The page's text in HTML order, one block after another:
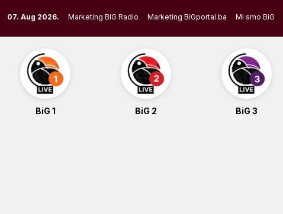
to
content
07. Aug 2026. Marketing BIG Radio Marketing BiGportal.ba Mi smo BiG
BiG 1 BiG 2 BiG 3